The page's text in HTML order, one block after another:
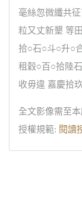
毫絲忽微纖共
粒又丈新墾 等
拾○石○斗○升○
租穀○百○拾陸
收毋違 嘉慶拾
全文影像需至
授權規範: 閱讀